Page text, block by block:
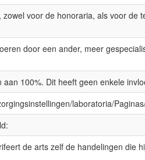
voor de honoraria, als voor de
door een ander, meer
100%. Dit heeft geen enkele
laboratoria/
de arts zelf de handelingen die